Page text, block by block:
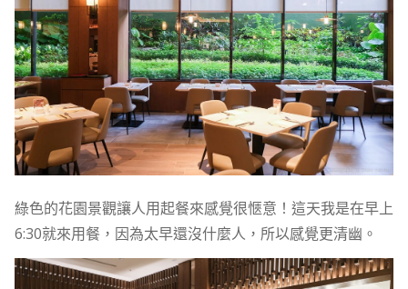
綠色的花園景觀讓人用起餐來感覺很愜意！這天我是在早上
6:30就來用餐，因為太早還沒什麼人，所以感覺更清幽。